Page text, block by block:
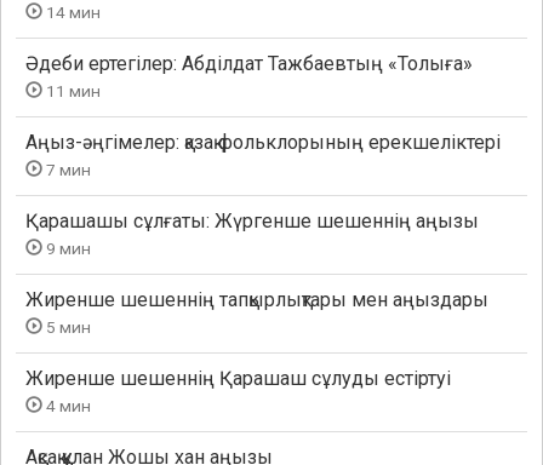
14 мин
Әдеби ертегілер: Абділдат Тажбаевтың «Толыға»
11 мин
Аңыз-әңгімелер: қазақ фольклорының ерекшеліктері
7 мин
Қарашашы сұлғаты: Жүргенше шешеннің аңызы
9 мин
Жиренше шешеннің тапқырлықтары мен аңыздары
5 мин
Жиренше шешеннің Қарашаш сұлуды естіртуі
4 мин
Ақсақ құлан Жошы хан аңызы